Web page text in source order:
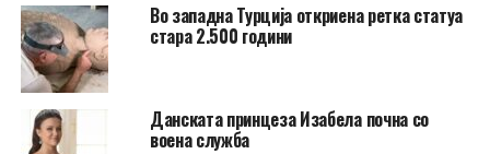
Во западна Турција откриена ретка статуа
стара 2.500 години
Данската принцеза Изабела почна со
воена служба